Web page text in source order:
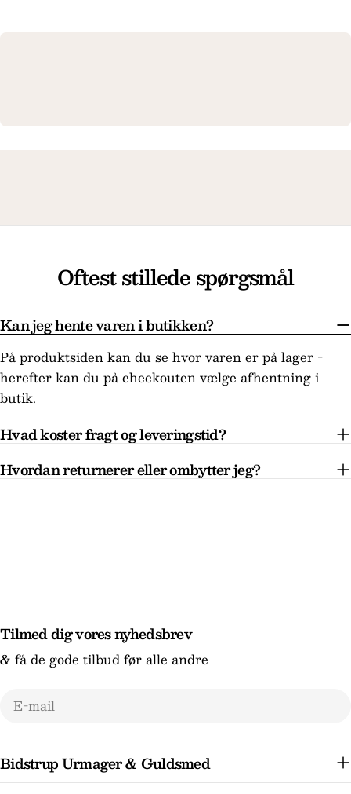
Oftest stillede spørgsmål
Kan jeg hente varen i butikken?
På produktsiden kan du se hvor varen er på lager -
herefter kan du på checkouten vælge afhentning i
butik.
Hvad koster fragt og leveringstid?
Hvordan returnerer eller ombytter jeg?
Bidstrup Urmager & Guldsmed
Tilmed dig vores nyhedsbrev
& få de gode tilbud før alle andre
E-